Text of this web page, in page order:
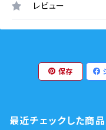
レビュー
保存
最近チェックした商品